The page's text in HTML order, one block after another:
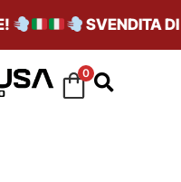
SVENDITA DI
0